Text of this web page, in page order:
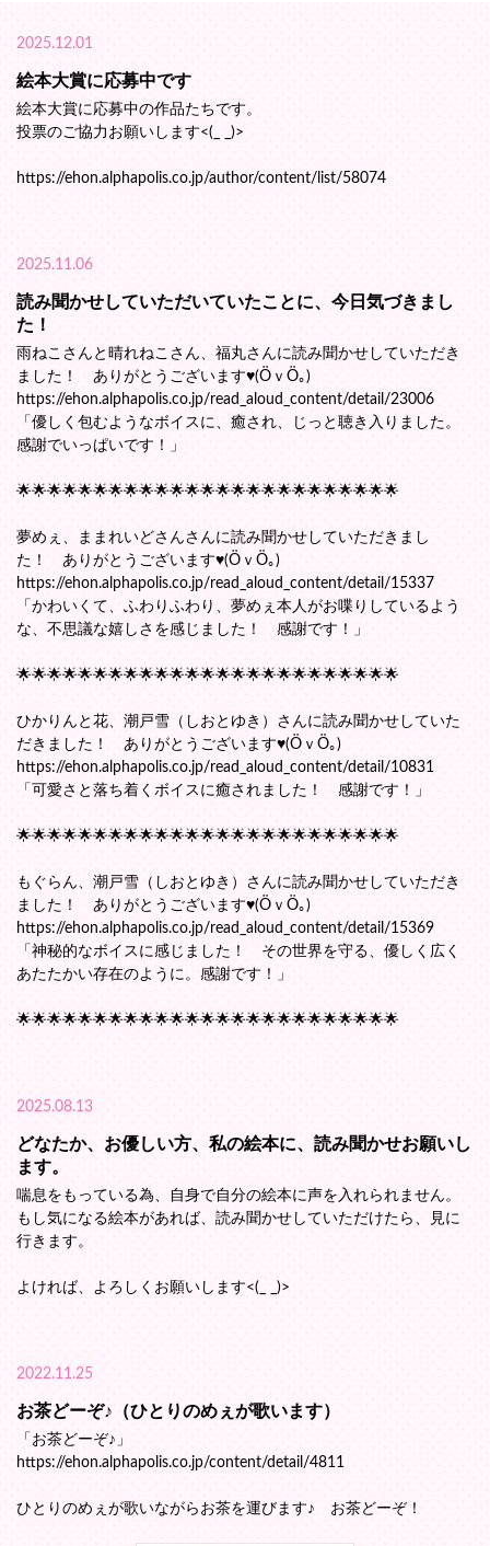
2025.12.01
絵本大賞に応募中です
絵本大賞に応募中の作品たちです。
投票のご協力お願いします<(_ _)>
https://ehon.alphapolis.co.jp/author/content/list/58074
2025.11.06
読み聞かせしていただいていたことに、今日気づきまし
た！
雨ねこさんと晴れねこさん、福丸さんに読み聞かせしていただき
ました！ ありがとうございます♥(ӦｖӦ｡)
https://ehon.alphapolis.co.jp/read_aloud_content/detail/23006
「優しく包むようなボイスに、癒され、じっと聴き入りました。
感謝でいっぱいです！」
🌟🌟🌟🌟🌟🌟🌟🌟🌟🌟🌟🌟🌟🌟🌟🌟🌟🌟🌟🌟🌟🌟🌟🌟🌟
夢めぇ、ままれいどさんさんに読み聞かせしていただきまし
た！ ありがとうございます♥(ӦｖӦ｡)
https://ehon.alphapolis.co.jp/read_aloud_content/detail/15337
「かわいくて、ふわりふわり、夢めぇ本人がお喋りしているよう
な、不思議な嬉しさを感じました！ 感謝です！」
🌟🌟🌟🌟🌟🌟🌟🌟🌟🌟🌟🌟🌟🌟🌟🌟🌟🌟🌟🌟🌟🌟🌟🌟🌟
ひかりんと花、潮戸雪（しおとゆき）さんに読み聞かせしていた
だきました！ ありがとうございます♥(ӦｖӦ｡)
https://ehon.alphapolis.co.jp/read_aloud_content/detail/10831
「可愛さと落ち着くボイスに癒されました！ 感謝です！」
🌟🌟🌟🌟🌟🌟🌟🌟🌟🌟🌟🌟🌟🌟🌟🌟🌟🌟🌟🌟🌟🌟🌟🌟🌟
もぐらん、潮戸雪（しおとゆき）さんに読み聞かせしていただき
ました！ ありがとうございます♥(ӦｖӦ｡)
https://ehon.alphapolis.co.jp/read_aloud_content/detail/15369
「神秘的なボイスに感じました！ その世界を守る、優しく広く
あたたかい存在のように。感謝です！」
🌟🌟🌟🌟🌟🌟🌟🌟🌟🌟🌟🌟🌟🌟🌟🌟🌟🌟🌟🌟🌟🌟🌟🌟🌟
2025.08.13
どなたか、お優しい方、私の絵本に、読み聞かせお願いし
ます。
喘息をもっている為、自身で自分の絵本に声を入れられません。
もし気になる絵本があれば、読み聞かせしていただけたら、見に
行きます。
よければ、よろしくお願いします<(_ _)>
2022.11.25
お茶どーぞ♪（ひとりのめぇが歌います）
「お茶どーぞ♪」
https://ehon.alphapolis.co.jp/content/detail/4811
ひとりのめぇが歌いながらお茶を運びます♪ お茶どーぞ！